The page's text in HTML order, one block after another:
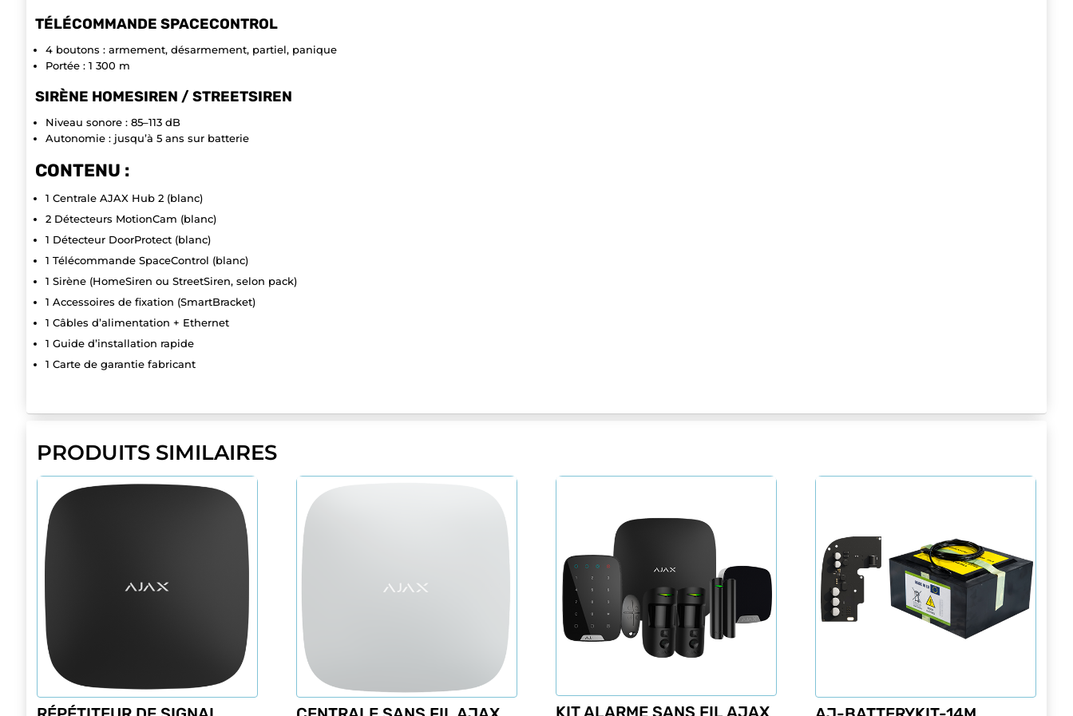
TÉLÉCOMMANDE SPACECONTROL
4 boutons : armement, désarmement, partiel, panique
Portée : 1 300 m
SIRÈNE HOMESIREN / STREETSIREN
Niveau sonore : 85–113 dB
Autonomie : jusqu’à 5 ans sur batterie
CONTENU :
1 Centrale AJAX Hub 2 (blanc)
2 Détecteurs MotionCam (blanc)
1 Détecteur DoorProtect (blanc)
1 Télécommande SpaceControl (blanc)
1 Sirène (HomeSiren ou StreetSiren, selon pack)
1 Accessoires de fixation (SmartBracket)
1 Câbles d’alimentation + Ethernet
1 Guide d’installation rapide
1 Carte de garantie fabricant
PRODUITS SIMILAIRES